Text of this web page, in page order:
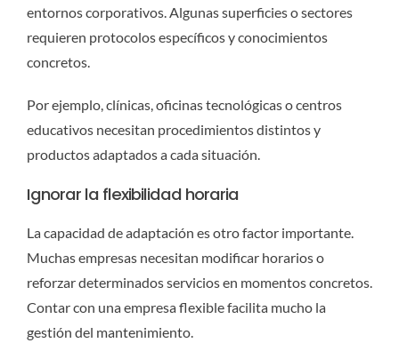
entornos corporativos. Algunas superficies o sectores
requieren protocolos específicos y conocimientos
concretos.
Por ejemplo, clínicas, oficinas tecnológicas o centros
educativos necesitan procedimientos distintos y
productos adaptados a cada situación.
Ignorar la flexibilidad horaria
La capacidad de adaptación es otro factor importante.
Muchas empresas necesitan modificar horarios o
reforzar determinados servicios en momentos concretos.
Contar con una empresa flexible facilita mucho la
gestión del mantenimiento.